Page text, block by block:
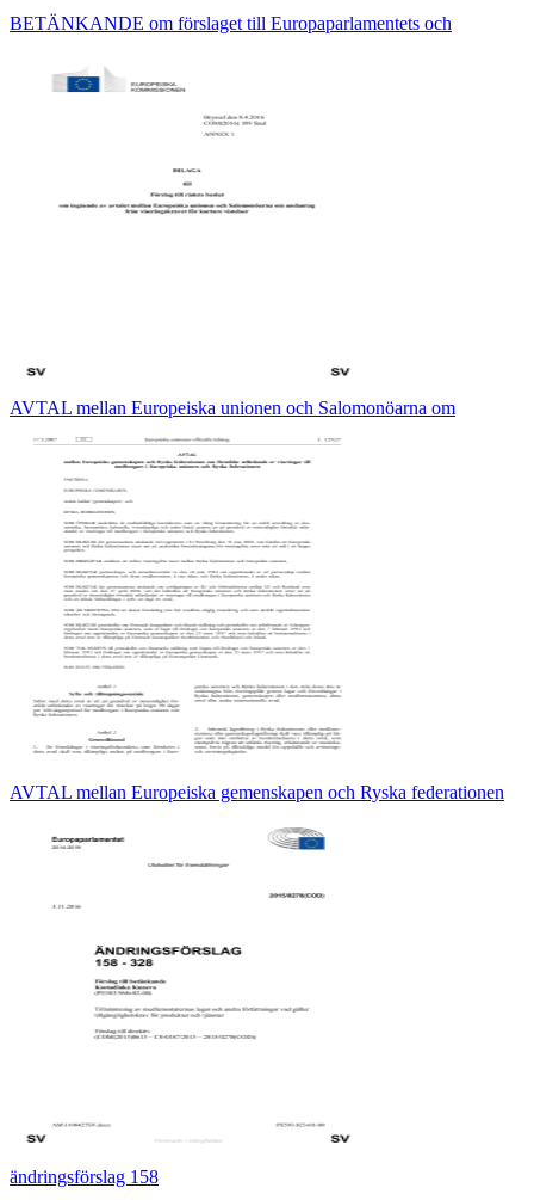
BETÄNKANDE om förslaget till Europaparlamentets och
AVTAL mellan Europeiska unionen och Salomonöarna om
AVTAL mellan Europeiska gemenskapen och Ryska federationen
ändringsförslag 158